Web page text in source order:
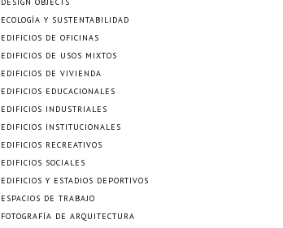
ECOLOGÍA Y SUSTENTABILIDAD
EDIFICIOS DE OFICINAS
EDIFICIOS DE USOS MIXTOS
EDIFICIOS DE VIVIENDA
EDIFICIOS EDUCACIONALES
EDIFICIOS INDUSTRIALES
EDIFICIOS INSTITUCIONALES
EDIFICIOS RECREATIVOS
EDIFICIOS SOCIALES
EDIFICIOS Y ESTADIOS DEPORTIVOS
ESPACIOS DE TRABAJO
FOTOGRAFÍA DE ARQUITECTURA